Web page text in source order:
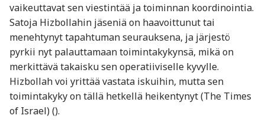
vaikeuttavat sen viestintää ja toiminnan koordinointia.
Satoja Hizbollahin jäseniä on haavoittunut tai
menehtynyt tapahtuman seurauksena, ja järjestö
pyrkii nyt palauttamaan toimintakykynsä, mikä on
merkittävä takaisku sen operatiiviselle kyvylle.
Hizbollah voi yrittää vastata iskuihin, mutta sen
toimintakyky on tällä hetkellä heikentynyt (The Times
of Israel) ().